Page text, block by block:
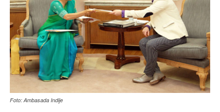
Foto: Ambasada Indije